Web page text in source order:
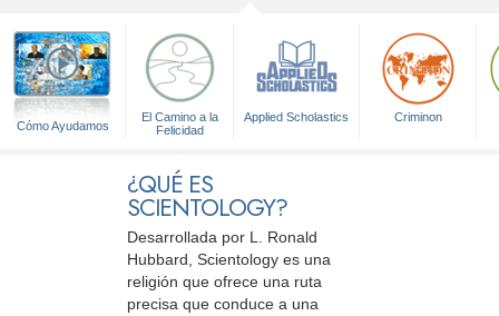
Cómo Ayudamos
El Camino a la
Felicidad
Applied Scholastics Criminon
¿QUÉ ES
SCIENTOLOGY?
Desarrollada por L. Ronald
Hubbard, Scientology es una
religión que ofrece una ruta
precisa que conduce a una